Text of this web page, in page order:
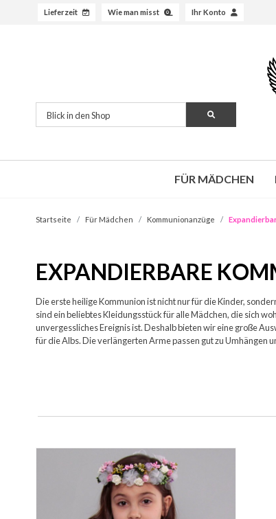
Lieferzeit Wie man misst Ihr Konto
FÜR MÄDCHEN
Startseite Für Mädchen Kommunionanzüge
EXPANDIERBARE
Die erste heilige Kommunion ist nicht nur für die Kinder,
sind ein beliebtes Kleidungsstück für alle Mädchen, die sich
unvergessliches Ereignis ist. Deshalb bieten wir eine große
für die Albs. Die verlängerten Arme passen gut zu Umhängen